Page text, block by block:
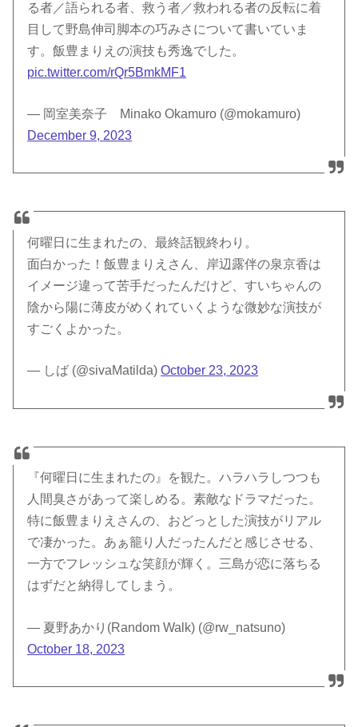
る者／語られる者、救う者／救われる者の反転に着
目して野島伸司脚本の巧みさについて書いていま
す。飯豊まりえの演技も秀逸でした。
pic.twitter.com/rQr5BmkMF1
— 岡室美奈子 Minako Okamuro (@mokamuro)
December 9, 2023
何曜日に生まれたの、最終話観終わり。
面白かった！飯豊まりえさん、岸辺露伴の泉京香は
イメージ違って苦手だったんだけど、すいちゃんの
陰から陽に薄皮がめくれていくような微妙な演技が
すごくよかった。
— しば (@sivaMatilda)October 23, 2023
『何曜日に生まれたの』を観た。ハラハラしつつも
人間臭さがあって楽しめる。素敵なドラマだった。
特に飯豊まりえさんの、おどっとした演技がリアル
で凄かった。あぁ籠り人だったんだと感じさせる、
一方でフレッシュな笑顔が輝く。三島が恋に落ちる
はずだと納得してしまう。
— 夏野あかり(Random Walk) (@rw_natsuno)
October 18, 2023